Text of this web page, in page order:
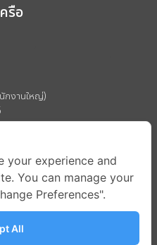
รือ
กงานใหญ่)
น กรุงเทพมหานคร 10330
your experience and
You can manage your
Preferences".
All